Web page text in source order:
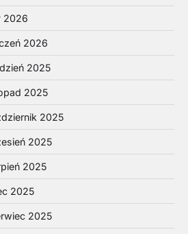
2026
2026
2025
2025
2025
2025
2025
2025
2025